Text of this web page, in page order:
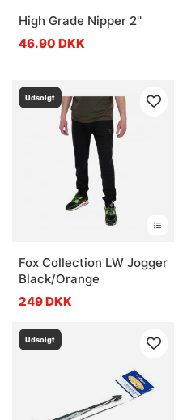
High Grade Nipper 2''
46.90 DKK
Udsolgt
Fox Collection LW Jogger
Black/Orange
249 DKK
Udsolgt